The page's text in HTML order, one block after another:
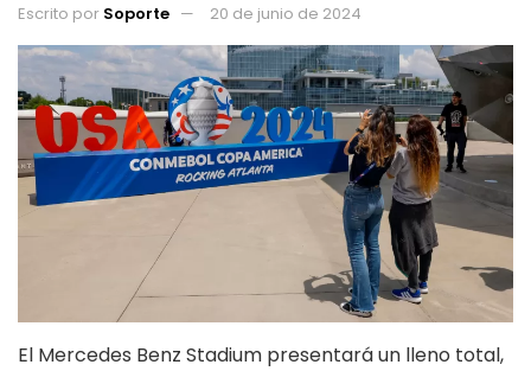
Escrito por Soporte 20 de junio de 2024
El Mercedes Benz Stadium presentará un lleno total,